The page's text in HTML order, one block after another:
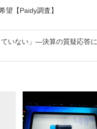
望【Paidy調査】
いない」―決算の質疑応答に